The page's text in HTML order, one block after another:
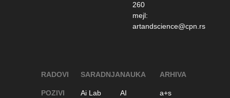
260
mejl:
artandscience@cpn.rs
RADOVI
POZIVI
SARADNJA
Ai Lab
NAUKA
AI
ARHIVA
a+s